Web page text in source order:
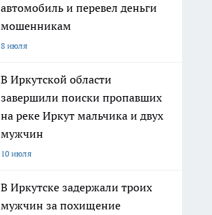
автомобиль и перевел деньги
мошенникам
8 июля
В Иркутской области
завершили поиски пропавших
на реке Иркут мальчика и двух
мужчин
10 июля
В Иркутске задержали троих
мужчин за похищение